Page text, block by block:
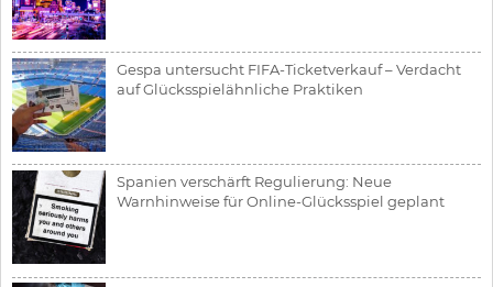
Gespa untersucht FIFA-Ticketverkauf – Verdacht
auf Glücksspielähnliche Praktiken
Spanien verschärft Regulierung: Neue
Warnhinweise für Online-Glücksspiel geplant